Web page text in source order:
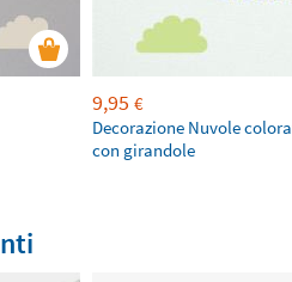
9,95 €
Decorazione Nuvole
con girandole